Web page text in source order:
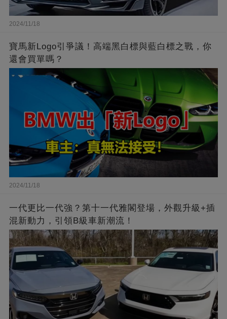
2024/11/18
寶馬新Logo引爭議！高端黑白標與藍白標之戰，你
還會買單嗎？
2024/11/18
一代更比一代強？第十一代雅閣登場，外觀升級+插
混新動力，引領B級車新潮流！